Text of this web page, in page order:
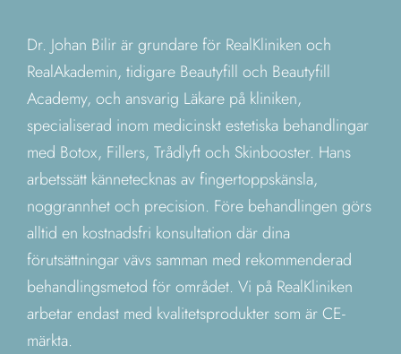
Dr. Johan Bilir är grundare för RealKliniken och
RealAkademin, tidigare Beautyfill och Beautyfill
Academy, och ansvarig Läkare på kliniken,
specialiserad inom medicinskt estetiska behandlingar
med Botox, Fillers, Trådlyft och Skinbooster. Hans
arbetssätt kännetecknas av fingertoppskänsla,
noggrannhet och precision. Före behandlingen görs
alltid en kostnadsfri konsultation där dina
förutsättningar vävs samman med rekommenderad
behandlingsmetod för området. Vi på RealKliniken
arbetar endast med kvalitetsprodukter som är CE-
märkta.